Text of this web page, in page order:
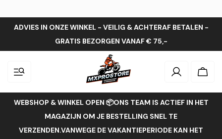
ADVIES IN ONZE WINKEL - VEILIG & ACHTERAF BETALEN -
GRATIS BEZORGEN VANAF € 75,-
Inloggen
WEBSHOP & WINKEL OPEN 📦ONS TEAM IS ACTIEF IN HET
MAGAZIJN OM JE BESTELLING SNEL TE
VERZENDEN.VANWEGE DE VAKANTIEPERIODE KAN HET